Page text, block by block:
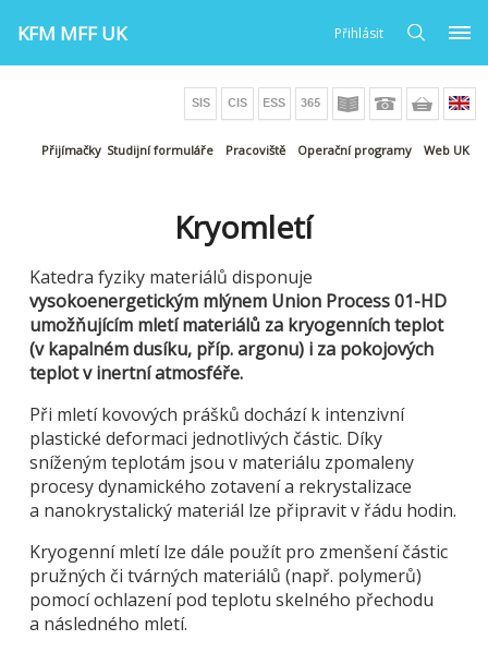
KFM MFF UK Přihlásit
Přijímačky Studijní formuláře Pracoviště Operační programy Web UK
Kryomletí
Katedra fyziky materiálů disponuje
vysokoenergetickým mlýnem Union Process 01-HD
umožňujícím mletí materiálů za kryogenních teplot
(v kapalném dusíku, příp. argonu) i za pokojových
teplot v inertní atmosféře.
Při mletí kovových prášků dochází k intenzivní
plastické deformaci jednotlivých částic. Díky
sníženým teplotám jsou v materiálu zpomaleny
procesy dynamického zotavení a rekrystalizace
a nanokrystalický materiál lze připravit v řádu hodin.
Kryogenní mletí lze dále použít pro zmenšení částic
pružných či tvárných materiálů (např. polymerů)
pomocí ochlazení pod teplotu skelného přechodu
a následného mletí.